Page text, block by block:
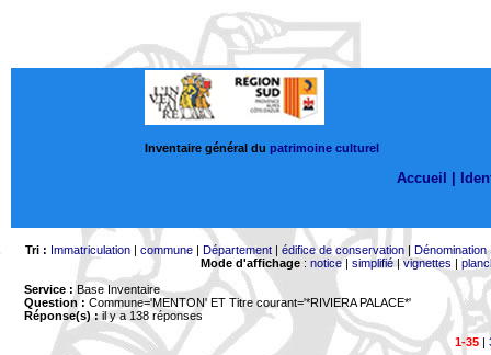
Inventaire général du patrimoine culturel
Accueil |
Tri : Immatriculation| commune| Département| édifice de conservation| Dénomination
Mode d'affichage: notice| simplifié|vignettes |
Service : Base Inventaire
Question : Commune='MENTON' ET Titre courant='*RIVIERA PALACE*'
Réponse(s) :il y a 138 réponses
1-35|